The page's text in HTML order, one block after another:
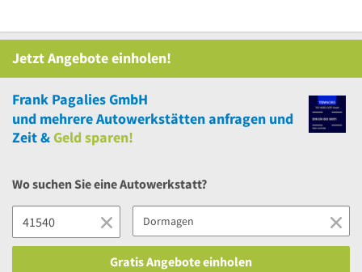
Jetzt Angebote einholen!
Frank Pagalies GmbH
und mehrereAutowerkstätten anfragen und
Zeit &Geld sparen!
Wo suchen Sie eine Autowerkstatt?
Gratis Angebote einholen